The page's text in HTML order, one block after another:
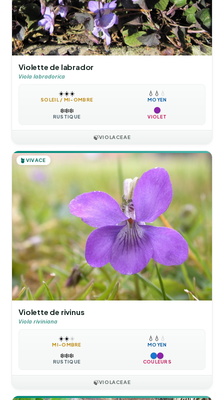
Violette de labrador
Viola labradorica
☀️☀️☀️
SOLEIL / MI-OMBRE
💧 💧 💧
MOYEN
❄️❄️❄️
RUSTIQUE VIOLET
🍃VIOLACEAE
🪴 VIVACE
Violette de rivinus
Viola riviniana
☀️☀️☀️
MI-OMBRE
💧 💧 💧
MOYEN
❄️❄️❄️
RUSTIQUE COULEURS
🍃VIOLACEAE